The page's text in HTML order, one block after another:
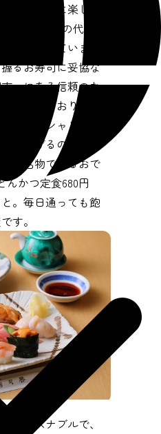
って気軽に楽しめ
2代目。親の代から
切に守っていま
るお寿司に妥協な
」にある信頼のお
仕入れており、サ
ドしたシャリを使
り上げるのもこだ
の名物であるおで
んかつ定食680円
。毎日通っても飽
す。
リーズナブルで、